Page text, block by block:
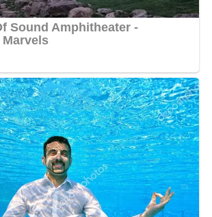
public béninois à sortir massivement
de la bonne musique, surtout celle
dont elle porte les signatures. « Venez
l’Institut Français de Cotonou le 12
le festival Dalah’sh. Je serai là avec
artistes pour vous mettre bien. », a-t-
Defty de la Côte d’Ivoire est
béninoise pour ce magnifique
depuis 10e les acteurs du Hip-
promet du lourd, Mareless aussi. Wait